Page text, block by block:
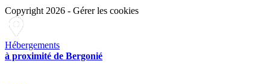
Copyright 2026 - Gérer les cookies
Hébergements
à proximité de Bergonié